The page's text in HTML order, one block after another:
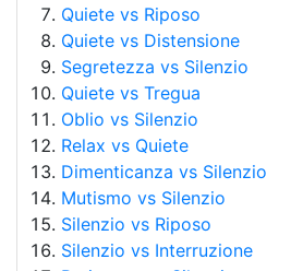
Quiete vs Riposo
Quiete vs Distensione
Segretezza vs Silenzio
Quiete vs Tregua
Oblio vs Silenzio
Relax vs Quiete
Dimenticanza vs Silenzio
Mutismo vs Silenzio
Silenzio vs Riposo
Silenzio vs Interruzione